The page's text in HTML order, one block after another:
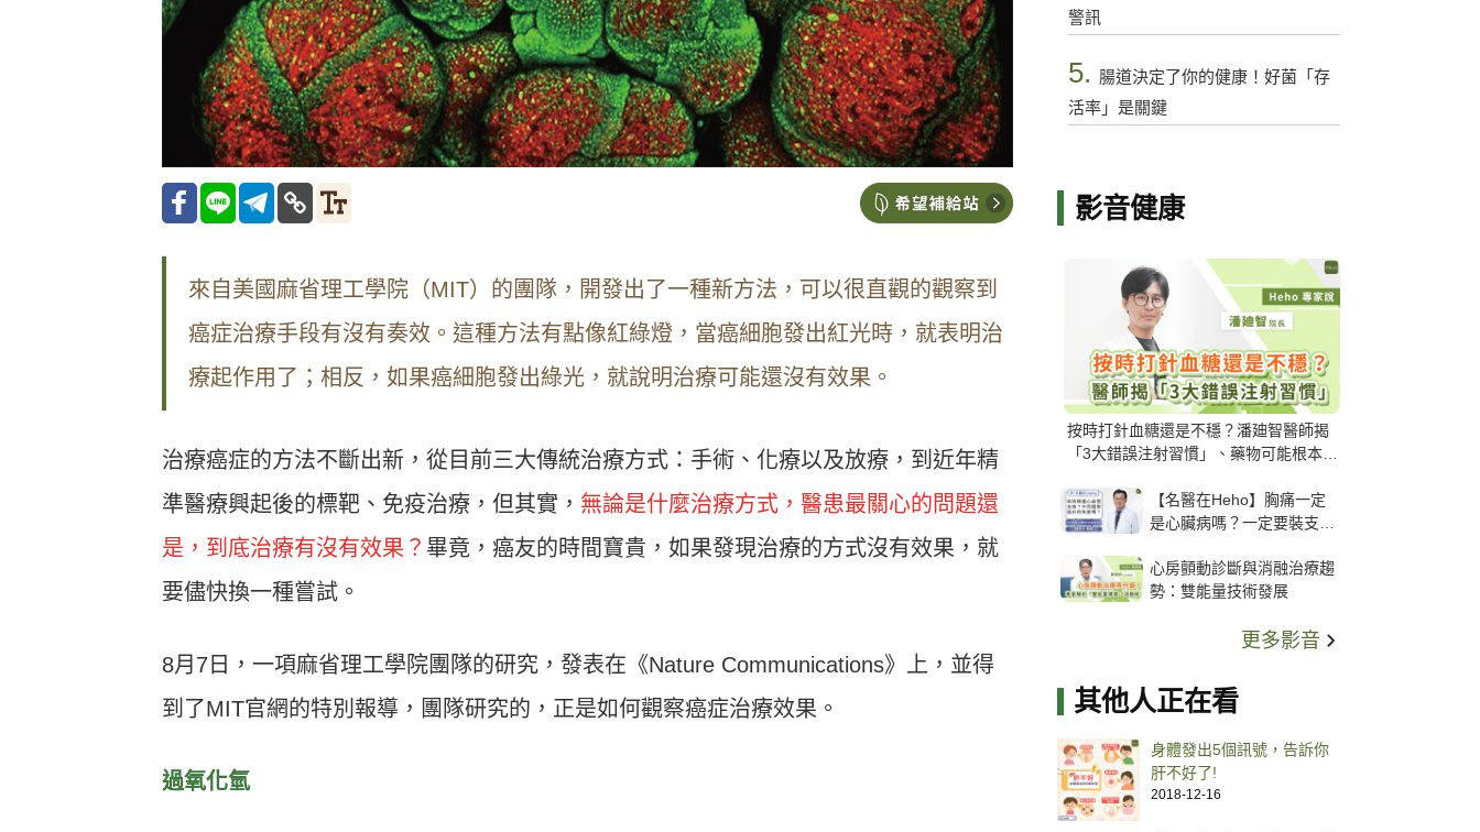
來自美國麻省理工學院（MIT）的團隊，開發出了一種新方法，可以很直觀的觀察到
癌症治療手段有沒有奏效。這種方法有點像紅綠燈，當癌細胞發出紅光時，就表明治
療起作用了；相反，如果癌細胞發出綠光，就說明治療可能還沒有效果。
治療癌症的方法不斷出新，從目前三大傳統治療方式：手術、化療以及放療，到近年精
準醫療興起後的標靶、免疫治療，但其實， 無論是什麼治療方式，醫患最關心的問題還
是，到底治療有沒有效果？ 畢竟，癌友的時間寶貴，如果發現治療的方式沒有效果，就
要儘快換一種嘗試。
8月7日，一項麻省理工學院團隊的研究，發表在《Nature Communications》上，並得
到了MIT官網的特別報導，團隊研究的，正是如何觀察癌症治療效果。
過氧化氫
警訊
5. 腸道決定了你的健康！好菌「存
活率」是關鍵
影音健康
按時打針血糖還是不穩？潘廸智醫師揭
「3大錯誤注射習慣」、藥物可能根本沒
【名醫在Heho】胸痛一定
是心臟病嗎？一定要裝支
解析支架種類、風險與選擇
關鍵
心房顫動診斷與消融治療趨
勢：雙能量技術發展
更多影音
其他人正在看
身體發出5個訊號，告訴你
肝不好了!
2018-12-16